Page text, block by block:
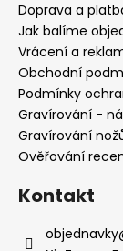
Doprava a
Jak balíme
Vrácení a
Obchodní
Podmínky
Gravírování -
Gravírování
Ověřování
Kontakt
objednavky